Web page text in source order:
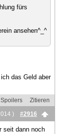
fürs
ansehen^_^
das Geld aber
Spoilers
Zitieren
)
#2916
seit dann noch